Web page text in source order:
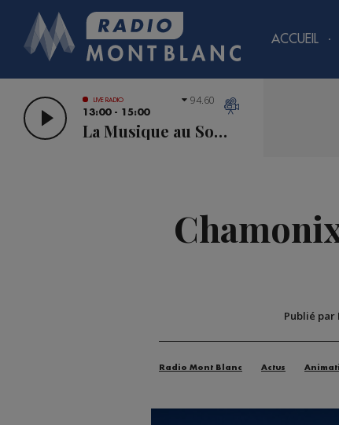
ACCUEIL
LIVE RADIO
13:00 - 15:00
La Musique au Sommet
94.60
Publié par
Radio Mont Blanc Actus